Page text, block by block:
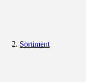
Sortiment